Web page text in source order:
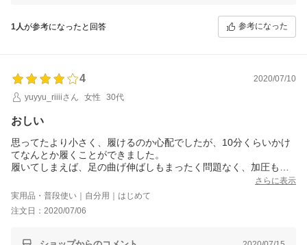
またのご利用を心よりお待ち申し上げております。
1人が参考になったと回答 参考になった
4
2020/07/10
yuyyu_riiiiさん
女性 30代
おしい
思ってたより小さく、履けるのか心配でしたが、10分くらいかけ
てなんとか履くことができました。
履いてしまえば、足の曲げ伸ばしもまったく問題なく、加圧もち
惜しいのは太ももの切り替えの所ですね。。
写真ではちょうどよく隠れてる為か、モデルさんが細いからか、
分かりませんでしたが、加圧が弱くて、段になるのが惜しいと思
普通体型ではありますが、スキニーを履いたらお尻の下に小さな
さらに表示
実用品・普段使い｜自分用｜はじめて
注文日：2020/07/06